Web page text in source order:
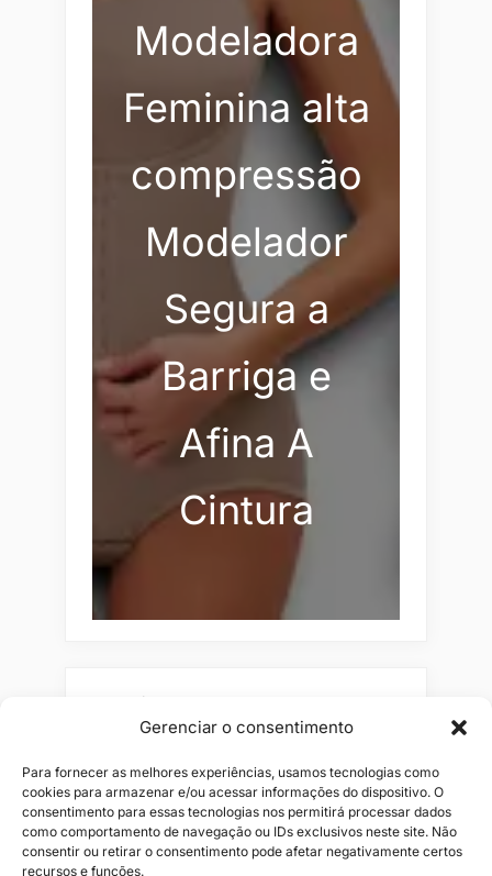
Gerenciar o consentimento
Para fornecer as melhores experiências, usamos tecnologias como
cookies para armazenar e/ou acessar informações do dispositivo. O
consentimento para essas tecnologias nos permitirá processar dados
como comportamento de navegação ou IDs exclusivos neste site. Não
consentir ou retirar o consentimento pode afetar negativamente certos
recursos e funções.
Modeladora
Feminina alta
compressão
Modelador
Segura a
Barriga e
Afina A
Cintura
Pesquisar